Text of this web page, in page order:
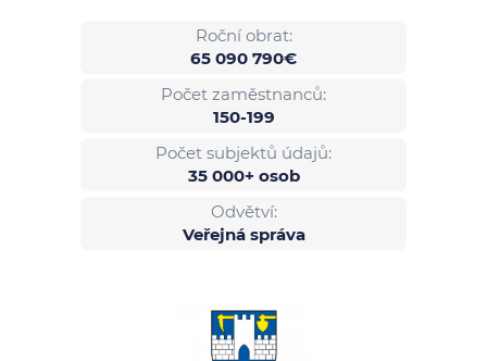
Roční obrat:
65 090 790€
Počet zaměstnanců:
150-199
Počet subjektů údajů:
35 000+ osob
Odvětví:
Veřejná správa